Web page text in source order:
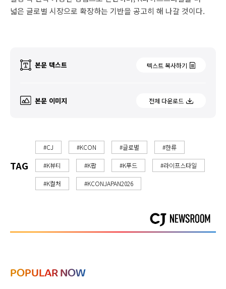
넓은 글로벌 시장으로 확장하는 기반을 공고히 해 나갈 것이다.
본문 텍스트 텍스트 복사하기
본문 이미지 전체 다운로드
TAG
#CJ #KCON #글로벌 #한류
#K뷰티 #K팝 #K푸드 #라이프스타일
#K컬처 #KCONJAPAN2026
POPULAR NOW